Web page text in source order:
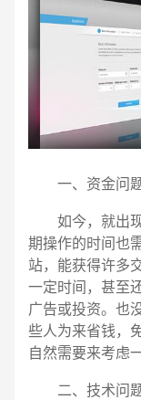
一、资金问
如今，就出现
期操作的时间也
站，能获得许多
一定时间，甚至
广告或投资。也
些人为来省钱，
自然需要来考虑
二、技术问
请输